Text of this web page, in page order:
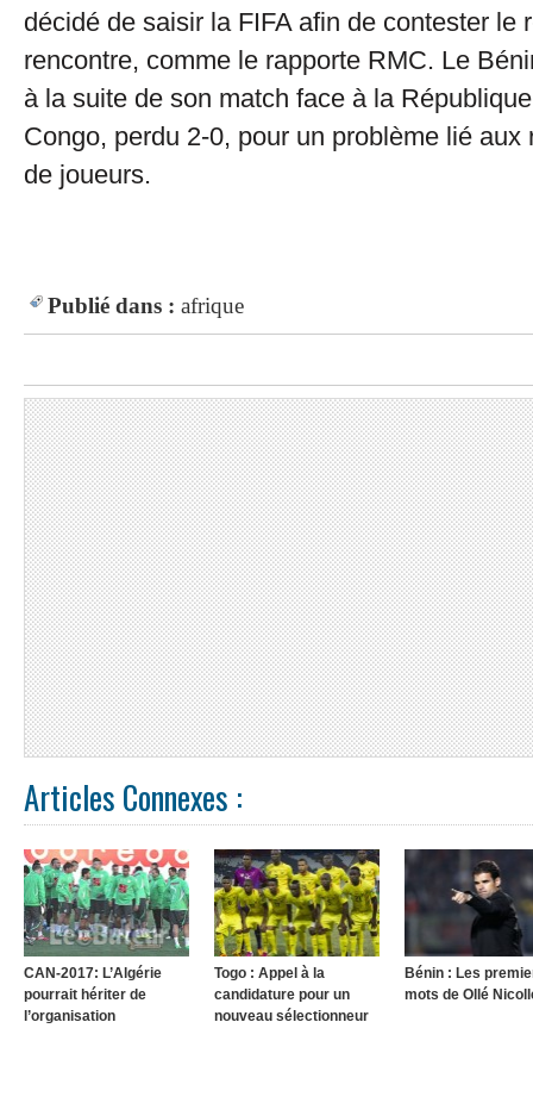
décidé de saisir la FIFA afin de contester le
rencontre, comme le rapporte RMC. Le
à la suite de son match face à la
Congo, perdu 2-0, pour un problème lié aux
de joueurs.
Publié dans : afrique
Articles Connexes :
CAN-2017: L’Algérie
pourrait hériter de
l’organisation
Togo : Appel à la
candidature pour un
nouveau sélectionneur
Bénin : Les
mots de Ollé